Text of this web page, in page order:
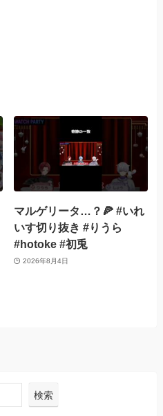
マルゲリータ…？🍕 #いれ
いす切り抜き #りうら
#hotoke #初兎
2026年8月4日
検索